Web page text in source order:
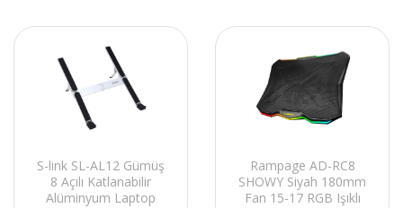
S-link SL-AL12 Gümüş
8 Açılı Katlanabilir
Alüminyum Laptop
Rampage AD-RC8
SHOWY Siyah 180mm
Fan 15-17 RGB Işıklı